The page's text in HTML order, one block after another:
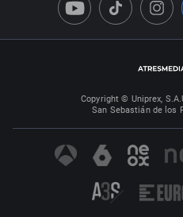
Copyright © Uniprex,
San Sebastián de los